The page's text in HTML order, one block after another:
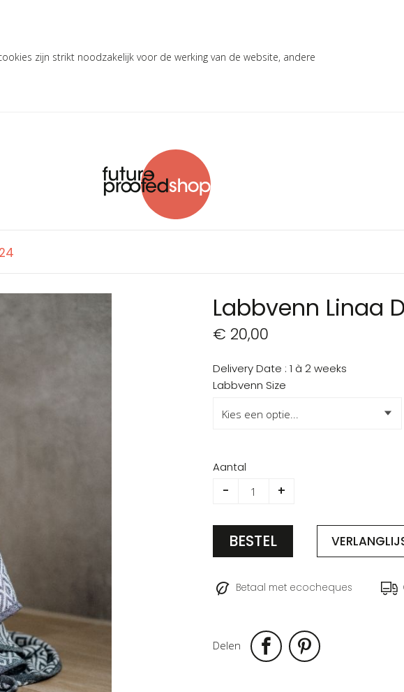
zijn strikt noodzakelijk voor de werking van de website, andere
Labbvenn Linaa
€ 20,00
Delivery Date 1 à 2 weeks
Labbvenn Size
Aantal
- +
BESTEL
Betaal met ecocheques
Delen